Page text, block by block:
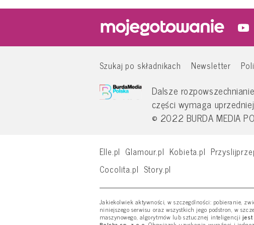
Szukaj po składnikach Newsletter
Dalsze
części wymaga
© 2022 BURDA MEDIA
Elle.pl Glamour.pl Kobieta.pl
Cocolita.pl Story.pl
Jakiekolwiek aktywności, w szczególności: pobieranie,
niniejszego serwisu oraz wszystkich jego podstron, w
maszynowego, algorytmów lub sztucznej inteligencji